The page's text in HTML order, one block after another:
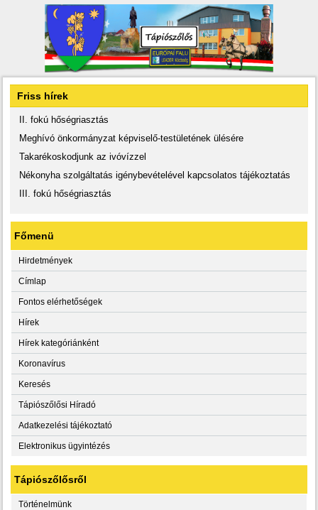
Friss hírek
II. fokú hőségriasztás
Meghívó önkormányzat képviselő-testületének ülésére
Takarékoskodjunk az ivóvízzel
Nékonyha szolgáltatás igénybevételével kapcsolatos tájékoztatás
III. fokú hőségriasztás
Főmenü
Hirdetmények
Címlap
Fontos elérhetőségek
Hírek
Hírek kategóriánként
Koronavírus
Keresés
Tápiószőlősi Híradó
Adatkezelési tájékoztató
Elektronikus ügyintézés
Tápiószőlősről
Történelmünk